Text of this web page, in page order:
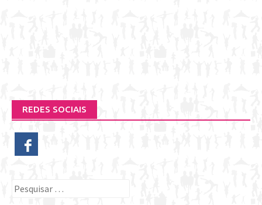
REDES SOCIAIS
Pesquisar